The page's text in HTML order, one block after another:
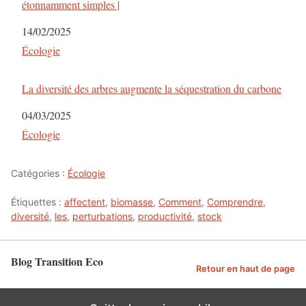
étonnamment simples |
Date
14/02/2025
Par rapport à
Écologie
La diversité des arbres augmente la séquestration du carbone
Date
04/03/2025
Par rapport à
Écologie
Catégories : Écologie
Étiquettes : affectent, biomasse, Comment, Comprendre,
diversité, les, perturbations, productivité, stock
Blog Transition Eco Retour en haut de page